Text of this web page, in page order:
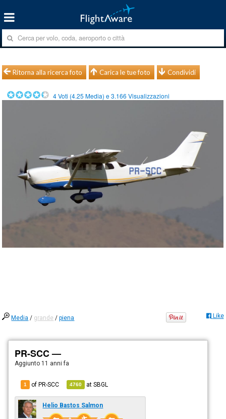
Ritorna alla ricerca foto Carica le tue foto Condividi
4Voti (4.25 Media) e3.166 Visualizzazioni
Media / grande /piena Like
PR-SCC —
Aggiunto 11 anni fa
1 of PR-SCC 4760 atSBGL
Helio Bastos Salmon